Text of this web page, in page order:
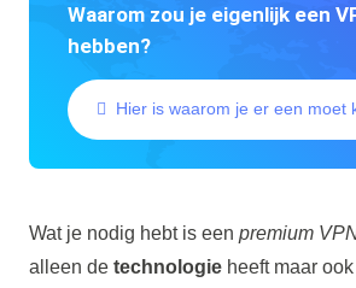
Waarom zou je eigenlijk een
hebben?
Hier is waarom je er een moet
Wat je nodig hebt is een premium
alleen detechnologieheeft maar ook